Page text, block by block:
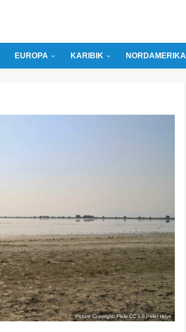
EUROPA KARIBIK NORDAMERIKA
Picture Copyright: Flickr CC 2.0Peter Huys